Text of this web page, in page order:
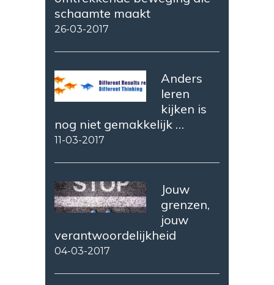
schaamte maakt
26-03-2017
Anders
leren
kijken is
nog niet gemakkelijk …
11-03-2017
Jouw
grenzen,
jouw
verantwoordelijkheid
04-03-2017